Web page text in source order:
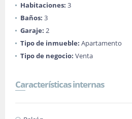
Habitaciones: 3
Baños: 3
Garaje: 2
Tipo de inmueble: Apartamento
Tipo de negocio: Venta
Características internas